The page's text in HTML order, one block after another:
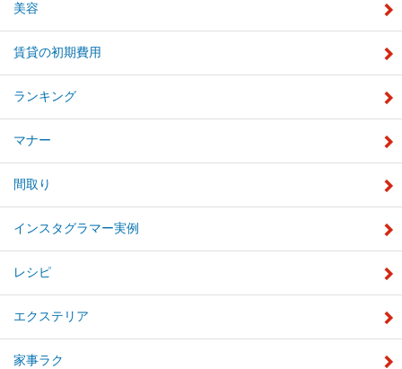
美容
賃貸の初期費用
ランキング
マナー
間取り
インスタグラマー実例
レシピ
エクステリア
家事ラク